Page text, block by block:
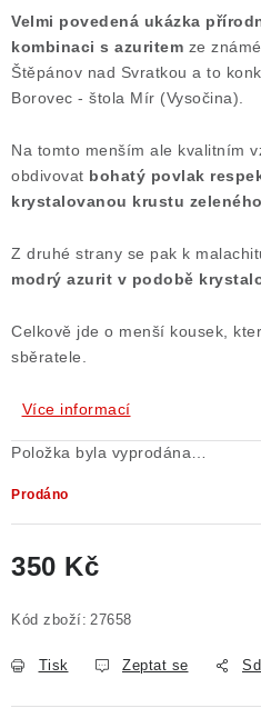
Výkup minerálů a drahých
Formulář pro uplatnění
Formulář pro odstoupení od
Poučení o právu na odstoupení
Velmi povedená ukázka
kombinaci s azuritem ze
Štěpánov nad Svratkou a to
Borovec - štola Mír (Vysočina).
Na tomto menším ale kvalitním
obdivovat bohatý povlak
krystalovanou krustu
Z druhé strany se pak k
modrý azurit v podobě
Celkově jde o menší kousek,
sběratele.
Více informací
Položka byla vyprodána…
Prodáno
350 Kč
Kód zboží: 27658
Tisk Zeptat se